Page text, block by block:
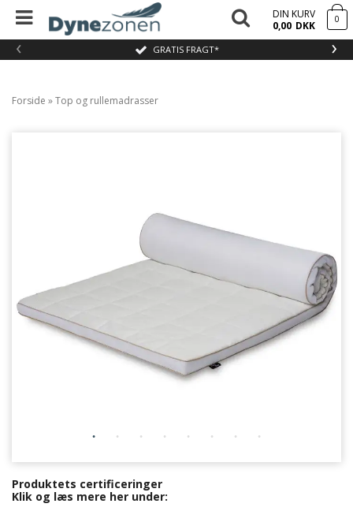
GRATIS FRAGT*
‹ ›
DIN KURV
0,00 DKK 0
Forside »Top og rullemadrasser
Produktets certificeringer
Klik og læs mere her under: